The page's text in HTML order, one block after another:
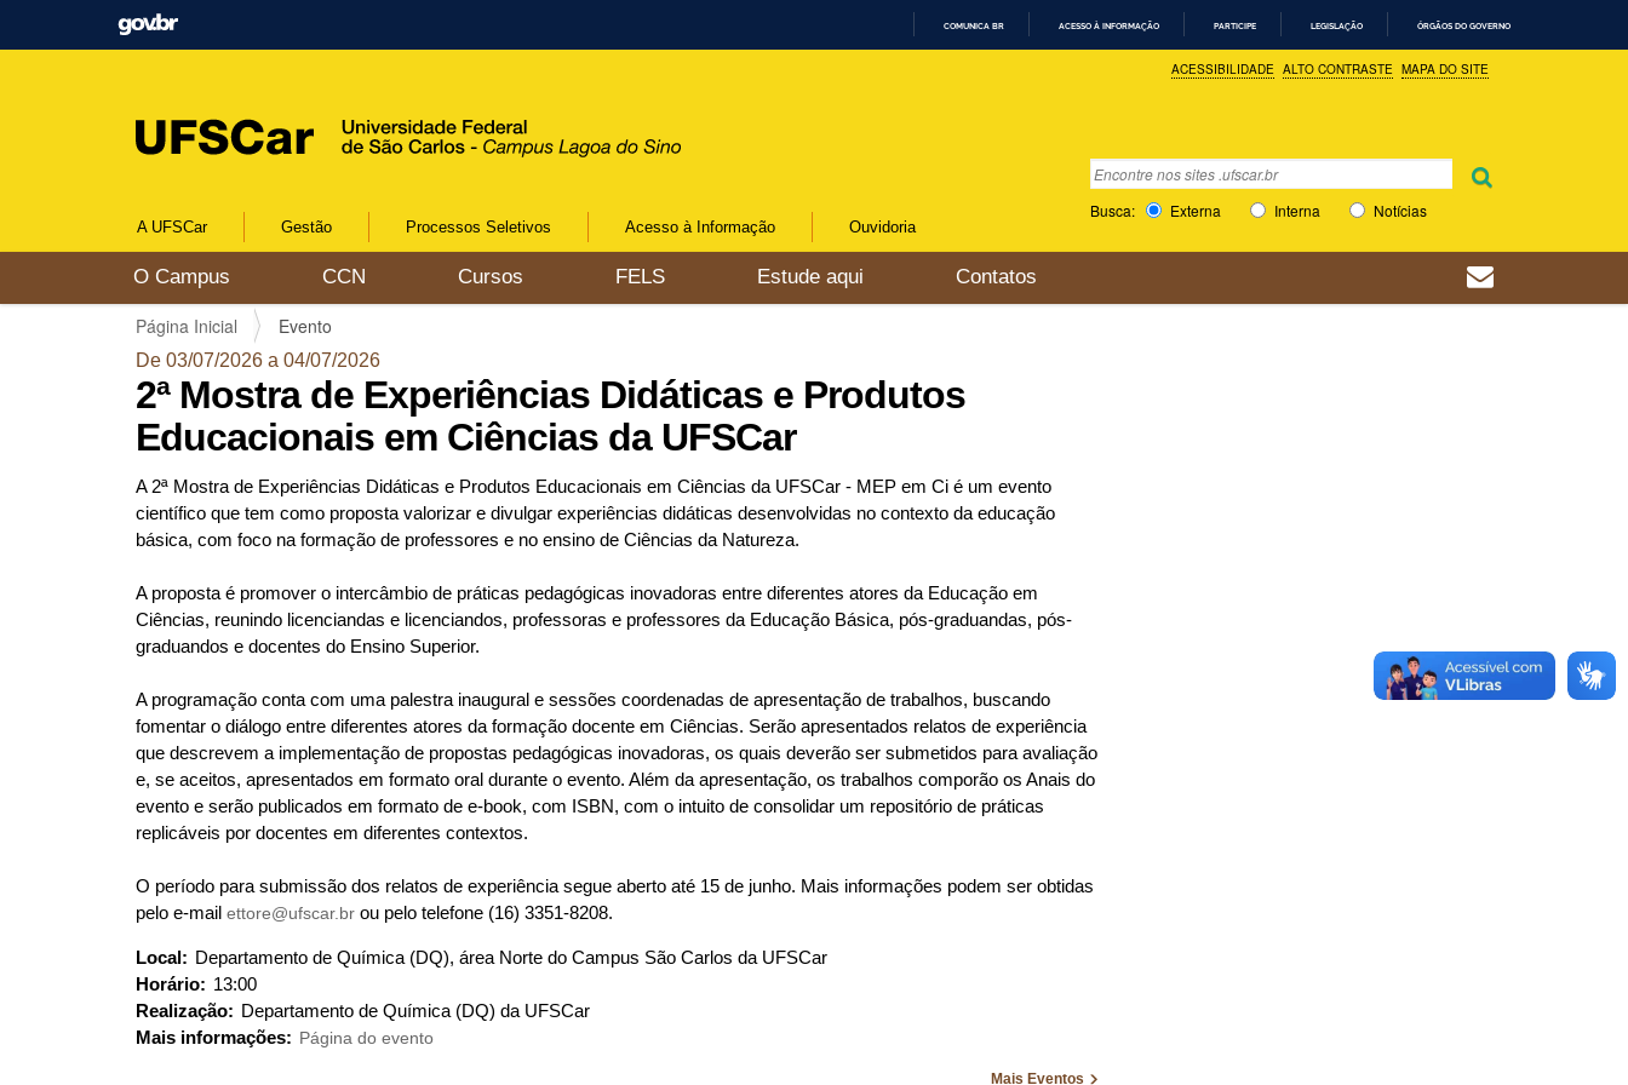
D
COMUNICA BR ACESSO À INFORMAÇÃO PARTICIPE LEGISLAÇÃO ÓRGÃOS DO GOVERNO
ACESSIBILIDADE ALTO CONTRASTE MAPA DO SITE
Busca
Busca Avançada…
Busca: Externa Interna Notícias
A UFSCar Gestão Processos Seletivos Acesso à Informação Ouvidoria
v
O Campus CCN Cursos FELS Estude aqui Contatos
V
o
c
ê
e
s
á
a
q
i
:
Página Inicial Evento
De 03/07/2026 a 04/07/2026
2ª Mostra de Experiências Didáticas e Produtos
Educacionais em Ciências da UFSCar
A 2ª Mostra de Experiências Didáticas e Produtos Educacionais em Ciências da UFSCar - MEP em Ci é um evento
científico que tem como proposta valorizar e divulgar experiências didáticas desenvolvidas no contexto da educação
básica, com foco na formação de professores e no ensino de Ciências da Natureza.
A proposta é promover o intercâmbio de práticas pedagógicas inovadoras entre diferentes atores da Educação em
Ciências, reunindo licenciandas e licenciandos, professoras e professores da Educação Básica, pós-graduandas, pós-
graduandos e docentes do Ensino Superior.
A programação conta com uma palestra inaugural e sessões coordenadas de apresentação de trabalhos, buscando
fomentar o diálogo entre diferentes atores da formação docente em Ciências. Serão apresentados relatos de experiência
que descrevem a implementação de propostas pedagógicas inovadoras, os quais deverão ser submetidos para avaliação
e, se aceitos, apresentados em formato oral durante o evento. Além da apresentação, os trabalhos comporão os Anais do
evento e serão publicados em formato de e-book, com ISBN, com o intuito de consolidar um repositório de práticas
replicáveis por docentes em diferentes contextos.
O período para submissão dos relatos de experiência segue aberto até 15 de junho. Mais informações podem ser obtidas
pelo e-mail ettore@ufscar.br ou pelo telefone (16) 3351-8208.
Local: Departamento de Química (DQ), área Norte do Campus São Carlos da UFSCar
Horário: 13:00
Realização: Departamento de Química (DQ) da UFSCar
Mais informações: Página do evento
Mais Eventos